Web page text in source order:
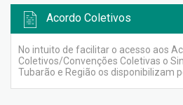
Acordo Coletivos
No intuito de facilitar o acesso aos
Coletivos/Convenções Coletivas o
Tubarão e Região os disponibilizam